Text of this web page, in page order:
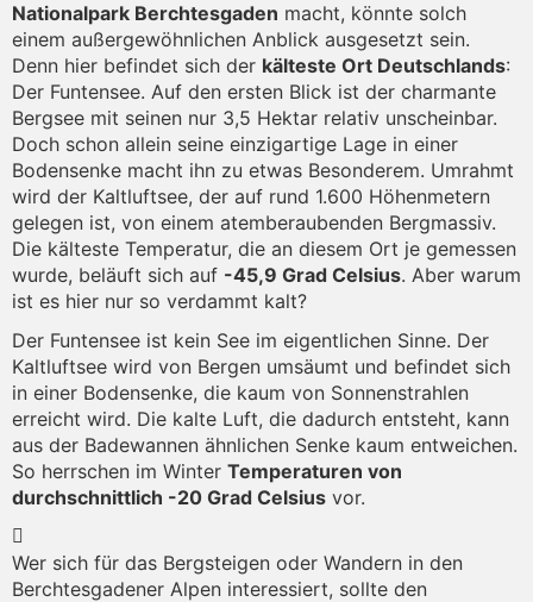
Nationalpark Berchtesgaden macht, könnte solch
einem außergewöhnlichen Anblick ausgesetzt sein.
Denn hier befindet sich der kälteste Ort Deutschlands:
Der Funtensee. Auf den ersten Blick ist der charmante
Bergsee mit seinen nur 3,5 Hektar relativ unscheinbar.
Doch schon allein seine einzigartige Lage in einer
Bodensenke macht ihn zu etwas Besonderem. Umrahmt
wird der Kaltluftsee, der auf rund 1.600 Höhenmetern
gelegen ist, von einem atemberaubenden Bergmassiv.
Die kälteste Temperatur, die an diesem Ort je gemessen
wurde, beläuft sich auf -45,9 Grad Celsius. Aber warum
ist es hier nur so verdammt kalt?
Der Funtensee ist kein See im eigentlichen Sinne. Der
Kaltluftsee wird von Bergen umsäumt und befindet sich
in einer Bodensenke, die kaum von Sonnenstrahlen
erreicht wird. Die kalte Luft, die dadurch entsteht, kann
aus der Badewannen ähnlichen Senke kaum entweichen.
So herrschen im Winter Temperaturen von
durchschnittlich -20 Grad Celsius vor.
Wer sich für das Bergsteigen oder Wandern in den
Berchtesgadener Alpen interessiert, sollte den